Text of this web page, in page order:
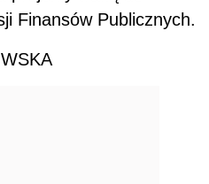
Finansów Publicznych.